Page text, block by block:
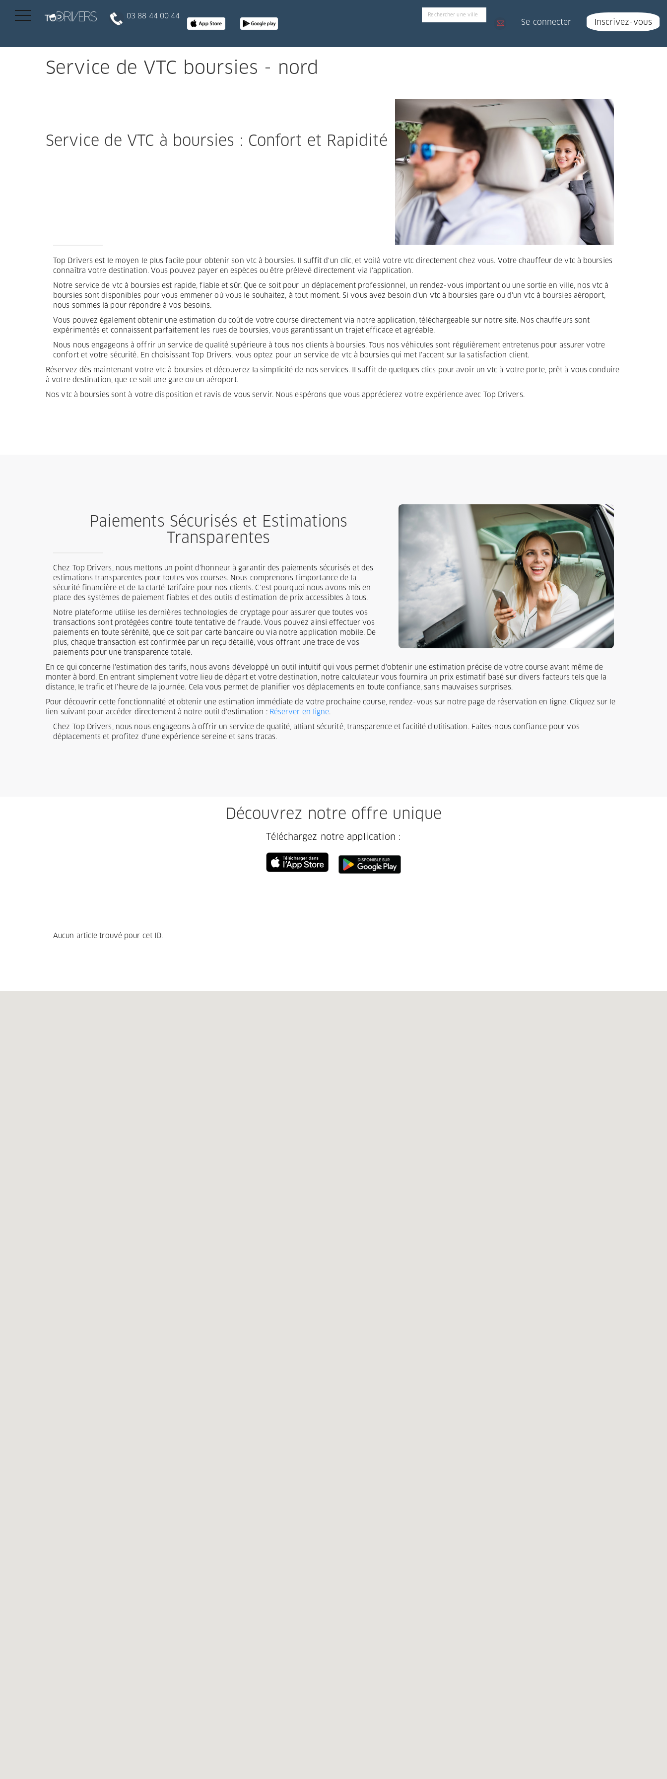
INSCRIPTION CLIENT
Réserver votre course
03 88 44 00 44
Se connecter Inscrivez-vous
Service de VTC boursies - nord
Service de VTC à boursies : Confort et Rapidité
Top Drivers est le moyen le plus facile pour obtenir son vtc à boursies. Il suffit d'un clic, et voilà votre vtc directement chez vous. Votre chauffeur de vtc à boursies
connaîtra votre destination. Vous pouvez payer en espèces ou être prélevé directement via l'application.
Notre service de vtc à boursies est rapide, fiable et sûr. Que ce soit pour un déplacement professionnel, un rendez-vous important ou une sortie en ville, nos vtc à
boursies sont disponibles pour vous emmener où vous le souhaitez, à tout moment. Si vous avez besoin d'un vtc à boursies gare ou d'un vtc à boursies aéroport,
nous sommes là pour répondre à vos besoins.
Vous pouvez également obtenir une estimation du coût de votre course directement via notre application, téléchargeable sur notre site. Nos chauffeurs sont
expérimentés et connaissent parfaitement les rues de boursies, vous garantissant un trajet efficace et agréable.
Nous nous engageons à offrir un service de qualité supérieure à tous nos clients à boursies. Tous nos véhicules sont régulièrement entretenus pour assurer votre
confort et votre sécurité. En choisissant Top Drivers, vous optez pour un service de vtc à boursies qui met l'accent sur la satisfaction client.
Réservez dès maintenant votre vtc à boursies et découvrez la simplicité de nos services. Il suffit de quelques clics pour avoir un vtc à votre porte, prêt à vous conduire
à votre destination, que ce soit une gare ou un aéroport.
Nos vtc à boursies sont à votre disposition et ravis de vous servir. Nous espérons que vous apprécierez votre expérience avec Top Drivers.
Paiements Sécurisés et Estimations
Transparentes
Chez Top Drivers, nous mettons un point d'honneur à garantir des paiements sécurisés et des
estimations transparentes pour toutes vos courses. Nous comprenons l'importance de la
sécurité financière et de la clarté tarifaire pour nos clients. C'est pourquoi nous avons mis en
place des systèmes de paiement fiables et des outils d'estimation de prix accessibles à tous.
Notre plateforme utilise les dernières technologies de cryptage pour assurer que toutes vos
transactions sont protégées contre toute tentative de fraude. Vous pouvez ainsi effectuer vos
paiements en toute sérénité, que ce soit par carte bancaire ou via notre application mobile. De
plus, chaque transaction est confirmée par un reçu détaillé, vous offrant une trace de vos
paiements pour une transparence totale.
En ce qui concerne l'estimation des tarifs, nous avons développé un outil intuitif qui vous permet d'obtenir une estimation précise de votre course avant même de
monter à bord. En entrant simplement votre lieu de départ et votre destination, notre calculateur vous fournira un prix estimatif basé sur divers facteurs tels que la
distance, le trafic et l'heure de la journée. Cela vous permet de planifier vos déplacements en toute confiance, sans mauvaises surprises.
Pour découvrir cette fonctionnalité et obtenir une estimation immédiate de votre prochaine course, rendez-vous sur notre page de réservation en ligne. Cliquez sur le
lien suivant pour accéder directement à notre outil d'estimation : Réserver en ligne.
Chez Top Drivers, nous nous engageons à offrir un service de qualité, alliant sécurité, transparence et facilité d'utilisation. Faites-nous confiance pour vos
déplacements et profitez d'une expérience sereine et sans tracas.
Découvrez notre offre unique
Téléchargez notre application :
Aucun article trouvé pour cet ID.